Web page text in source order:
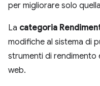
per migliorare solo
La categoria
modifiche al sistema di
strumenti di rendimento
web.